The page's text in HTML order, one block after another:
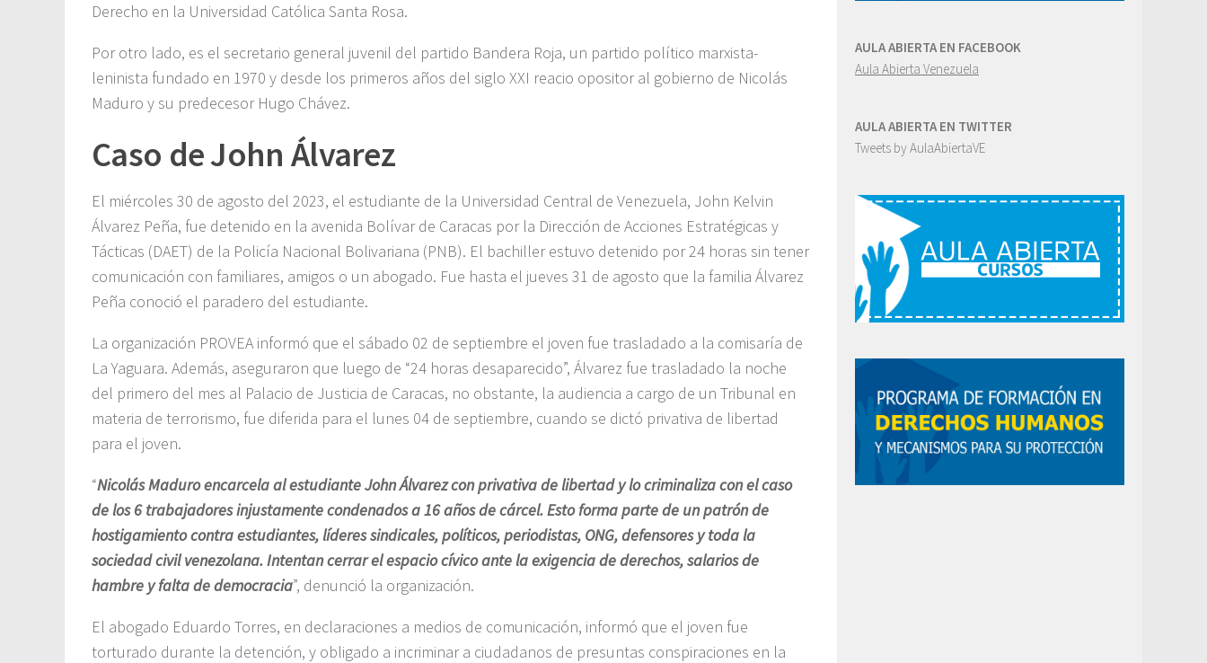
Derecho en la Universidad Católica Santa Rosa.
Por otro lado, es el secretario general juvenil del partido Bandera Roja, un partido político marxista-
leninista fundado en 1970 y desde los primeros años del siglo XXI reacio opositor al gobierno de Nicolás
Maduro y su predecesor Hugo Chávez.
Caso de John Álvarez
El miércoles 30 de agosto del 2023, el estudiante de la Universidad Central de Venezuela, John Kelvin
Álvarez Peña, fue detenido en la avenida Bolívar de Caracas por la Dirección de Acciones Estratégicas y
Tácticas (DAET) de la Policía Nacional Bolivariana (PNB). El bachiller estuvo detenido por 24 horas sin tener
comunicación con familiares, amigos o un abogado. Fue hasta el jueves 31 de agosto que la familia Álvarez
Peña conoció el paradero del estudiante.
La organización PROVEA informó que el sábado 02 de septiembre el joven fue trasladado a la comisaría de
La Yaguara. Además, aseguraron que luego de “24 horas desaparecido”, Álvarez fue trasladado la noche
del primero del mes al Palacio de Justicia de Caracas, no obstante, la audiencia a cargo de un Tribunal en
materia de terrorismo, fue diferida para el lunes 04 de septiembre, cuando se dictó privativa de libertad
para el joven.
“Nicolás Maduro encarcela al estudiante John Álvarez con privativa de libertad y lo criminaliza con el caso
de los 6 trabajadores injustamente condenados a 16 años de cárcel. Esto forma parte de un patrón de
hostigamiento contra estudiantes, líderes sindicales, políticos, periodistas, ONG, defensores y toda la
sociedad civil venezolana. Intentan cerrar el espacio cívico ante la exigencia de derechos, salarios de
hambre y falta de democracia”, denunció la organización.
El abogado Eduardo Torres, en declaraciones a medios de comunicación, informó que el joven fue
torturado durante la detención, y obligado a incriminar a ciudadanos de presuntas conspiraciones en la
AULA ABIERTA EN FACEBOOK
Aula Abierta Venezuela
AULA ABIERTA EN TWITTER
Tweets by AulaAbiertaVE